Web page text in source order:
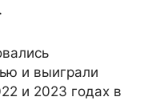
и выиграли
и 2023 годах в